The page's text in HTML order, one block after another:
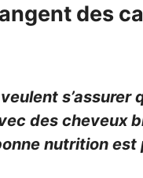
des
s’assurer
des cheveux
nutrition